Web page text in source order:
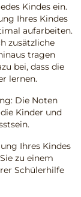
Kindes ein.
Ihres Kindes
aufarbeiten.
zusätzliche
tragen
bei, dass die
lernen.
Die Noten
Kinder und
Ihres Kindes
zu einem
Schülerhilfe